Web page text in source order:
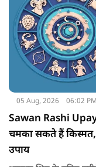
05 Aug, 2026 06:02 PM
Sawan Rashi
चमका सकते हैं किस्मत,
उपाय